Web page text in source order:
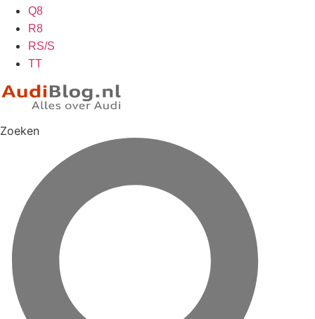
Q8
R8
RS/S
TT
Zoeken